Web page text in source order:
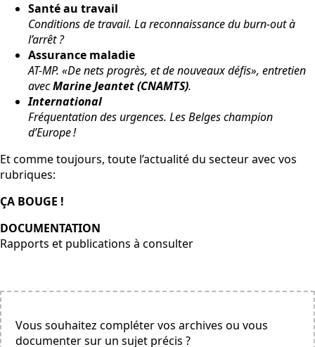
Santé au travail
Conditions de travail. La reconnaissance du burn-out à
l’arrêt ?
Assurance maladie
AT-MP. «De nets progrès, et de nouveaux défis», entretien
avecMarine Jeantet (CNAMTS).
International
Fréquentation des urgences. Les Belges champion
d’Europe !
Et comme toujours, toute l’actualité du secteur avec vos
rubriques:
ÇA BOUGE !
DOCUMENTATION
Rapports et publications à consulter
Vous souhaitez compléter vos archives ou vous
documenter sur un sujet précis ?